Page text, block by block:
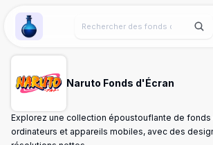
Wallpaper Alchemy
Naruto Fonds d'Écran
Explorez une collection époustouflante de fonds
ordinateurs et appareils mobiles, avec des